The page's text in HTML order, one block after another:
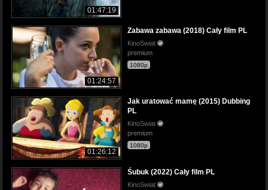
01:47:19
01:24:57
Zabawa zabawa (2018) Cały film PL
KinoSwiat
premium
1080p
01:26:12
Jak uratować mamę (2015) Dubbing
PL
KinoSwiat
premium
1080p
Śubuk (2022) Cały film PL
KinoSwiat